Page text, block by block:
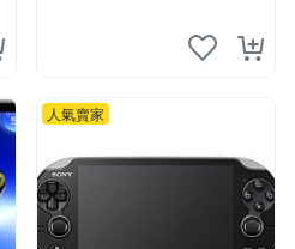
人氣賣家